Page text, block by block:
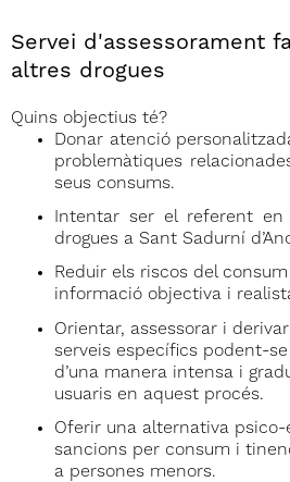
Servei d'assessorament
altres drogues
Quins objectius té?
Donar atenció
problemàtiques
seus consums.
Intentar ser el referent
drogues a Sant Sadurní
Reduir els riscos del
informació objectiva i
Orientar, assessorar i
serveis específics podent-
d’una manera intensa i
usuaris en aquest procés.
Oferir una alternativa psico-
sancions per consum i
a persones menors.